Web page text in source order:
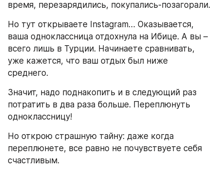
время, перезарядились, покупались-позагорали.
Но тут открываете Instagram… Оказывается,
ваша одноклассница отдохнула на Ибице. А вы –
всего лишь в Турции. Начинаете сравнивать,
уже кажется, что ваш отдых был ниже
среднего.
Значит, надо поднакопить и в следующий раз
потратить в два раза больше. Переплюнуть
одноклассницу!
Но открою страшную тайну: даже когда
переплюнете, все равно не почувствуете себя
счастливым.